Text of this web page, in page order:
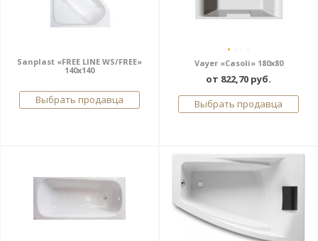
Sanplast «FREE LINE WS/FREE»
140x140
Выбрать продавца
Vayer «Casoli» 180x80
от 822,70 руб.
Выбрать продавца